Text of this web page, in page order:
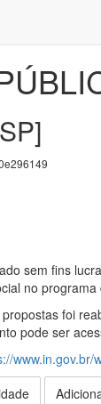
sem fins
no
foi
pode ser